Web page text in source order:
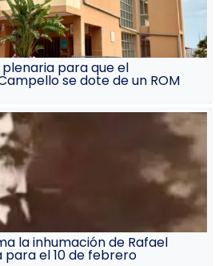
para que el
se dote de un ROM
la inhumación de Rafael
para el 10 de febrero